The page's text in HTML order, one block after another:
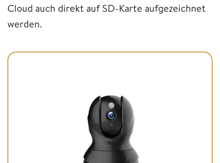
Cloud auch direkt auf SD-Karte aufgezeichnet
werden.